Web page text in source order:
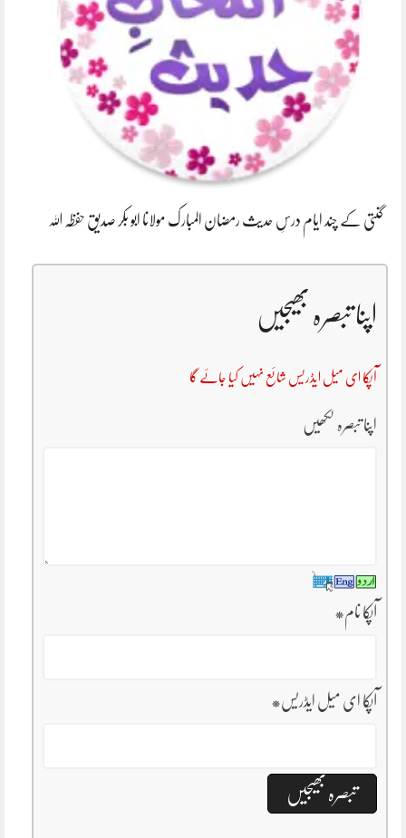
گنتی کے چند ایام درسِ حدیث رمضان المبارک مولانا ابو بکر صدیق حفظہ اللہ
اپنا تبصرہ بھیجیں
آپکا ای میل ایڈریس شائع نہیں کیا جائے گا
اپنا تبصرہ لکھیں
آپکا نام*
آپکا ای میل ایڈریس*